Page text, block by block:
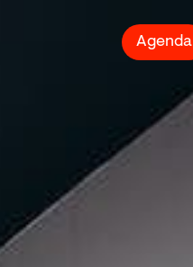
impriméeAgenda